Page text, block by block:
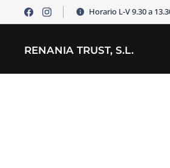
Horario L-V 9.30 a
RENANIA TRUST, S.L.